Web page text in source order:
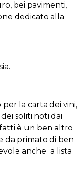
bei pavimenti,
dedicato alla
la carta dei vini,
soliti noti dai
è un ben altro
da primato di ben
anche la lista